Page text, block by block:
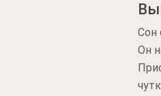
Сон
Он